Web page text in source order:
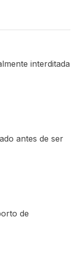
interditada
antes de ser
de